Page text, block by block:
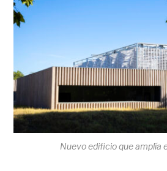
Nuevo edificio que amplía